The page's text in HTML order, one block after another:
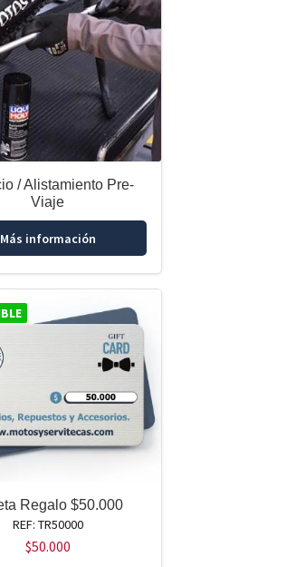
/ Alistamiento Pre-
Viaje
Más información
Regalo $50.000
REF: TR50000
$50.000